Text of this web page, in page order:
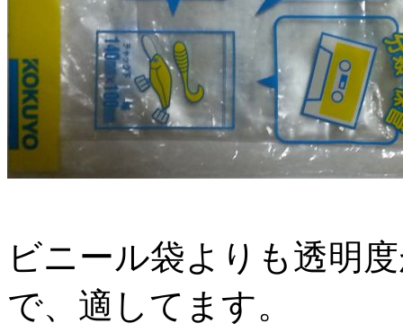
ビニール袋よりも透明
で、適してます。